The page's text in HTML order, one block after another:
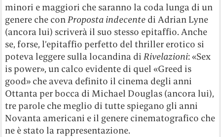
minori e maggiori che saranno la coda lunga di un
genere che conProposta indecente di Adrian Lyne
(ancora lui) scriverà il suo stesso epitaffio. Anche
se, forse, l’epitaffio perfetto del thriller erotico si
poteva leggere sulla locandina diRivelazioni: «Sex
is power», un calco evidente di quel «Greed is
good» che aveva definito il cinema degli anni
Ottanta per bocca di Michael Douglas (ancora lui),
tre parole che meglio di tutte spiegano gli anni
Novanta americani e il genere cinematografico che
ne è stato la rappresentazione.